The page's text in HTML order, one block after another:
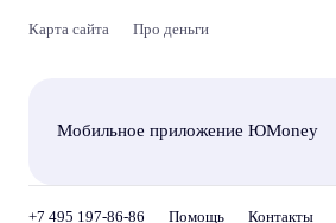
Карта сайта Про деньги
Мобильное приложение ЮMoney
+7 495 197-86-86 Помощь Контакты